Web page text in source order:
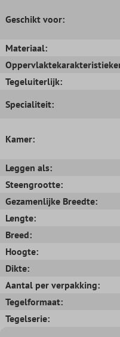
Geschikt voor:
Materiaal:
Tegeluiterlijk:
Specialiteit:
Kamer:
Leggen als:
Steengrootte:
Gezamenlijke Breedte:
Lengte:
Breed:
Hoogte:
Dikte:
Aantal per verpakking:
Tegelformaat:
Tegelserie: